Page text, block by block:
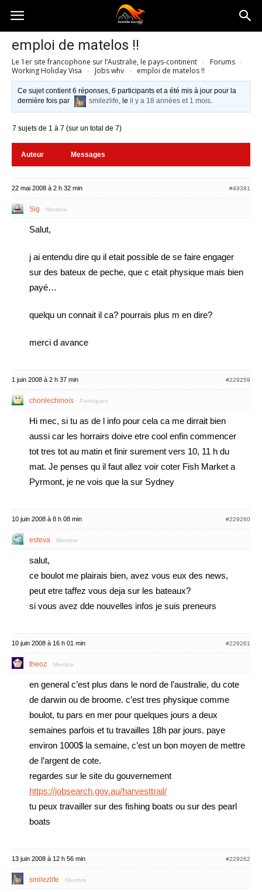
Australia-
australie.com
emploi de matelos !!
Le 1er site francophone sur l’Australie, le pays-continent › Forums ›
Working Holiday Visa › Jobs whv › emploi de matelos !!
Ce sujet contient 6 réponses, 6 participants et a été mis à jour pour la
dernière fois par
smilezlife, leil y a 18 années et 1 mois.
7 sujets de 1 à 7 (sur un total de 7)
Auteur Messages
22 mai 2008 à 2 h 32 min #49381
Sig Membre
Salut,
j ai entendu dire qu il etait possible de se faire engager
sur des bateux de peche, que c etait physique mais bien
payé…
quelqu un connait il ca? pourrais plus m en dire?
merci d avance
1 juin 2008 à 2 h 37 min #229259
chonlechinois Participant
Hi mec, si tu as de l info pour cela ca me dirrait bien
aussi car les horrairs doive etre cool enfin commencer
tot tres tot au matin et finir surement vers 10, 11 h du
mat. Je penses qu il faut allez voir coter Fish Market a
Pyrmont, je ne vois que la sur Sydney
10 juin 2008 à 8 h 08 min #229260
esteva Membre
salut,
ce boulot me plairais bien, avez vous eux des news,
peut etre taffez vous deja sur les bateaux?
si vous avez dde nouvelles infos je suis preneurs
10 juin 2008 à 16 h 01 min #229261
theoz Membre
en general c’est plus dans le nord de l’australie, du cote
de darwin ou de broome. c’est tres physique comme
boulot, tu pars en mer pour quelques jours a deux
semaines parfois et tu travailles 18h par jours. paye
environ 1000$ la semaine, c’est un bon moyen de mettre
de l’argent de cote.
regardes sur le site du gouvernement
https://jobsearch.gov.au/harvesttrail/
tu peux travailler sur des fishing boats ou sur des pearl
boats
13 juin 2008 à 12 h 56 min #229262
smilezlife Membre